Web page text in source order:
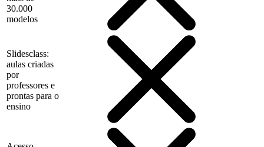
30.000
modelos
Slidesclass:
aulas criadas
por
professores e
prontas para o
ensino